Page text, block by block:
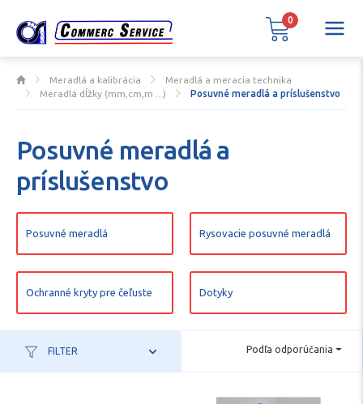
Meradlá a kalibrácia
Meradlá a meracia technika
Meradlá dĺžky (mm,cm,m ...)
Posuvné meradlá a príslušenstvo
Posuvné meradlá a
príslušenstvo
Posuvné meradlá Rysovacie posuvné meradlá
Ochranné kryty pre čeľuste Dotyky
FILTER Podľa odporúčania
0